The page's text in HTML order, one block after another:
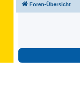
Foren-Übersicht